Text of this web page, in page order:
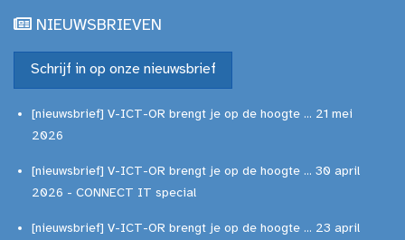
NIEUWSBRIEVEN
Schrijf in op onze nieuwsbrief
[nieuwsbrief] V-ICT-OR brengt je op de hoogte ... 21 mei
2026
[nieuwsbrief] V-ICT-OR brengt je op de hoogte ... 30 april
2026 - CONNECT IT special
[nieuwsbrief] V-ICT-OR brengt je op de hoogte ... 23 april